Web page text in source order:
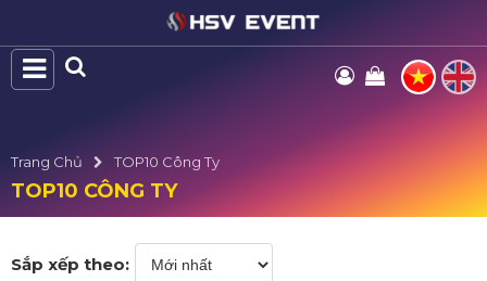
Trang Chủ TOP10 Công Ty
TOP10 CÔNG TY
Sắp xếp theo: